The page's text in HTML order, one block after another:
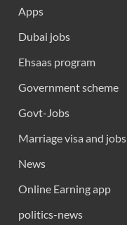
Apps
Dubai jobs
Ehsaas program
Government scheme
Govt-Jobs
Marriage visa and jobs
News
Online Earning app
politics-news